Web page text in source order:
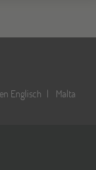
Englisch
Malta